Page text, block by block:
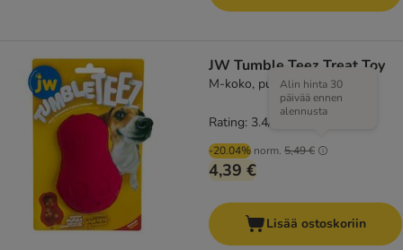
JW Tumble Teez Treat Toy
M-koko, punainen
-20.04% norm. 5,49 €
Alin hinta 30
päivää ennen
alennusta
4,39 €
Rating: 3.4/5
Lisää ostoskoriin